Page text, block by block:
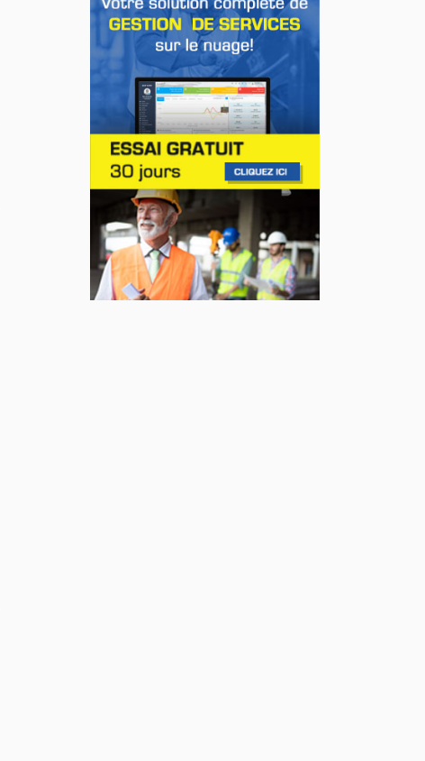
Le régulateur Super
Cruise avec
remorquage maintenant
disponible sur 19
véhicules GM
Jul 23, 2026
INNOVATION / FLOTTE
Jeep veut augmenter sa
gamme de modèles en
Europe
Jul 22, 2026